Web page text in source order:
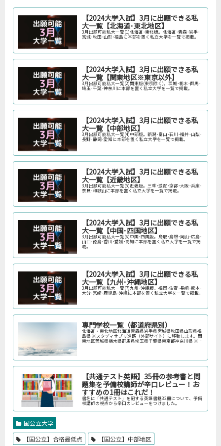
【2024大学入試】3月に出願できる私
大一覧【北海道･東北地区】
3月出願可能私大一覧(1)北海道･東北版。北海道･青森･岩手･
宮城･秋田･山形･福島に本部を置く私立大学を一覧で掲載。
【2024大学入試】3月に出願できる私
大一覧【関東地区※東京以外】
3月出願可能私大一覧(2)関東版(東京除く)。茨城･栃木･群馬･
埼玉･千葉･神奈川に本部を置く私立大学を一覧で掲載。
【2024大学入試】3月に出願できる私
大一覧【中部地区】
3月出願可能私大一覧(4)中部版。新潟･富山･石川･福井･山梨･
長野･静岡･愛知に本部を置く私立大学を一覧で掲載。
【2024大学入試】3月に出願できる私
大一覧【近畿地区】
3月出願可能私大一覧(5)近畿版。三重･滋賀･京都･大阪･兵庫･
奈良･和歌山に本部を置く私立大学を一覧で掲載。
【2024大学入試】3月に出願できる私
大一覧【中国･四国地区】
3月出願可能私大一覧(6)中国･四国版。鳥取･島根･岡山･広島･
山口･徳島･香川･愛媛･高知に本部を置く私立大学を一覧で掲
載。
【2024大学入試】3月に出願できる私
大一覧【九州･沖縄地区】
3月出願可能私大一覧(7)九州･沖縄版。福岡･佐賀･長崎･熊本･
大分･宮崎･鹿児島･沖縄に本部を置く私立大学を一覧で掲載。
専門学校一覧（都道府県別）
北海道・東北地区北海道青森県岩手県宮城県秋田県山形県福
島県 ※スタディサプリ進路（外部サイト）に移動します。関
東地区茨城県栃木県群馬県埼玉県千葉県東京都神奈川県 ※ス
【共通テスト英語】35冊の参考書と問
題集を予備校講師が辛口レビュー！お
すすめの1冊はこれだ！
書名に「共通テスト」を冠する英語書籍32冊について、予備
校講師の視点から辛口のレビューをつけました。
国公立大学
【国公立】合格最低点
【国公立】中部地区